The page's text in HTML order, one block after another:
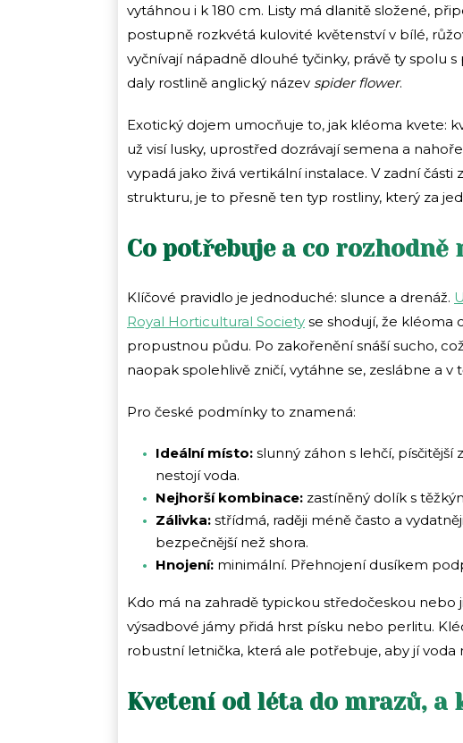
vytáhnou i k 180 cm. Listy má dlanitě složené,
postupně rozkvétá kulovité květenství v bílé,
vyčnívají nápadně dlouhé tyčinky, právě ty spolu
daly rostlině anglický název spider flower.
Exotický dojem umocňuje to, jak kléoma kvete:
už visí lusky, uprostřed dozrávají semena a
vypadá jako živá vertikální instalace. V zadní
strukturu, je to přesně ten typ rostliny, který za
Co potřebuje a co rozhodně
Klíčové pravidlo je jednoduché: slunce a drenáž.
Royal Horticultural Society se shodují, že kléoma
propustnou půdu. Po zakořenění snáší sucho,
naopak spolehlivě zničí, vytáhne se, zeslábne a
Pro české podmínky to znamená:
Ideální místo: slunný záhon s lehčí, písčitější
nestojí voda.
Nejhorší kombinace: zastíněný dolík s
Zálivka: střídmá, raději méně často a
bezpečnější než shora.
Hnojení: minimální. Přehnojení dusíkem
Kdo má na zahradě typickou středočeskou
výsadbové jámy přidá hrst písku nebo perlitu.
robustní letnička, která ale potřebuje, aby jí voda
Kvetení od léta do mrazů, a